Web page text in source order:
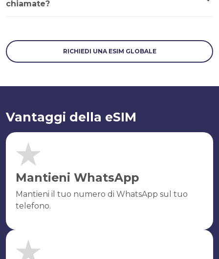
chiamate?
RICHIEDI UNA ESIM GLOBALE
Vantaggi della eSIM
Mantieni WhatsApp
Mantieni il tuo numero di WhatsApp sul tuo
telefono.